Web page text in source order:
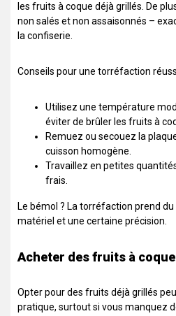
les fruits à coque déjà grillés. De
non salés et non assaisonnés –
la confiserie.
Conseils pour une torréfaction
Utilisez une température
éviter de brûler les fruits à
Remuez ou secouez la
cuisson homogène.
Travaillez en petites
frais.
Le bémol ? La torréfaction prend
matériel et une certaine précision.
Acheter des fruits à
Opter pour des fruits déjà grillés
pratique, surtout si vous manquez